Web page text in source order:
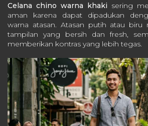
Celana chino warna khaki sering
aman karena dapat dipadukan
warna atasan. Atasan putih atau biru
tampilan yang bersih dan fresh,
memberikan kontras yang lebih tegas.